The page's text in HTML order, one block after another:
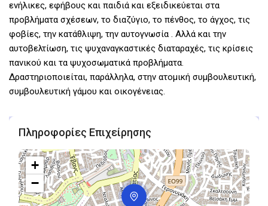
ενήλικες, εφήβους και παιδιά και εξειδικεύεται στα
προβλήματα σχέσεων, το διαζύγιο, το πένθος, το άγχος, τις
φοβίες, την κατάθλιψη, την αυτογνωσία . Αλλά και την
αυτοβελτίωση, τις ψυχαναγκαστικές διαταραχές, τις κρίσεις
πανικού και τα ψυχοσωματικά προβλήματα.
Δραστηριοποιείται, παράλληλα, στην ατομική συμβουλευτική,
συμβουλευτική γάμου και οικογένειας.
Πληροφορίες Επιχείρησης
+
−